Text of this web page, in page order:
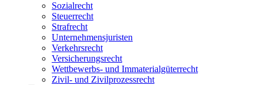
Sozialrecht
Steuerrecht
Strafrecht
Unternehmensjuristen
Verkehrsrecht
Versicherungsrecht
Wettbewerbs- und Immaterialgüterrecht
Zivil- und Zivilprozessrecht